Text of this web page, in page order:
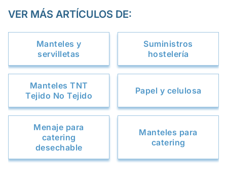
VER MÁS ARTÍCULOS DE:
Manteles y
servilletas
Suministros
hostelería
Manteles TNT
Tejido No Tejido
Papel y celulosa
Menaje para
catering
desechable
Manteles para
catering